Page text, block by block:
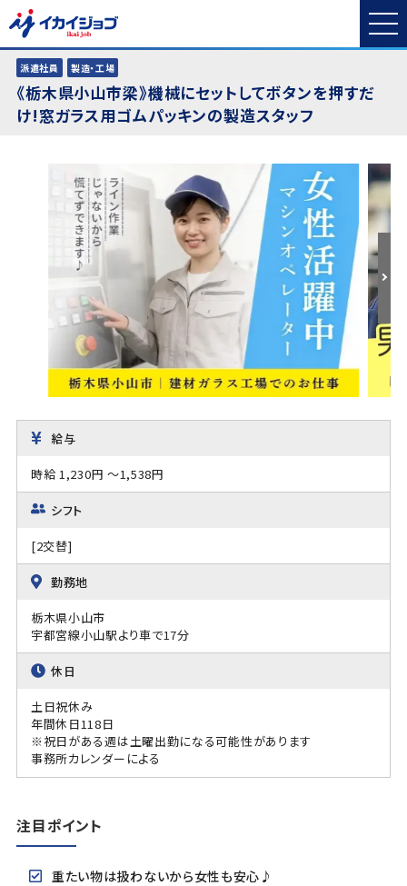
派遣社員 製造・工場
《栃木県小山市梁》機械にセットしてボタンを押すだ
け!窓ガラス用ゴムパッキンの製造スタッフ
給与
時給 1,230円 ～1,538円
シフト
[2交替]
勤務地
栃木県小山市
宇都宮線小山駅より車で17分
休日
土日祝休み
年間休日118日
※祝日がある週は土曜出勤になる可能性があります
事務所カレンダーによる
注目ポイント
重たい物は扱わないから女性も安心♪